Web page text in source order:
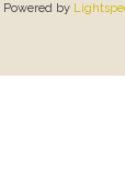
Powered by